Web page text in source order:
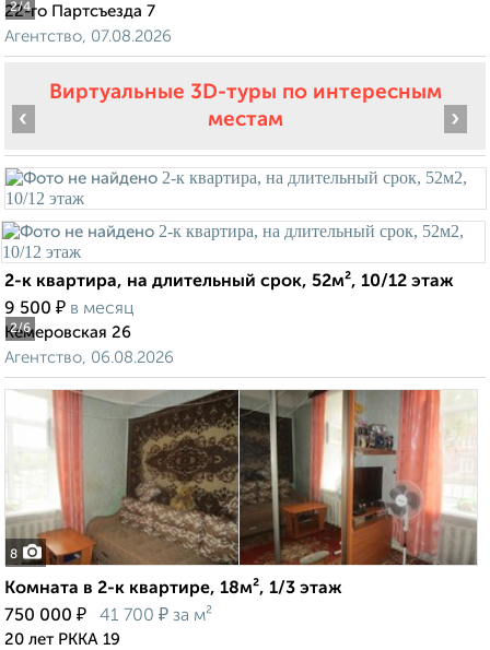
2/4
22-го Партсъезда 7
Агентство, 07.08.2026
Виртуальные 3D-туры по интересным
местам
2/6
‹ ›
2-к квартира, на длительный срок, 52м², 10/12 этаж
9 500 ₽ в месяц
Кемеровская 26
Агентство, 06.08.2026
8
Комната в 2-к квартире, 18м², 1/3 этаж
750 000 ₽ 41 700 ₽ за м²
20 лет РККА 19